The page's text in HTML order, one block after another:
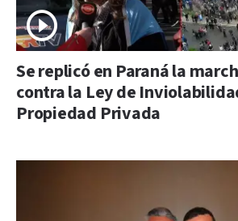
Se replicó en Paraná la
contra la Ley de
Propiedad Privada